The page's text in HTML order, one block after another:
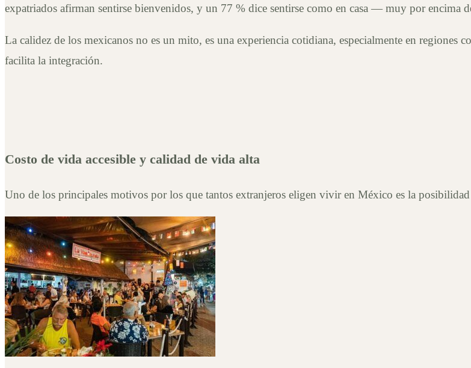
expatriados afirman sentirse bienvenidos, y un 77 % dice sentirse como en casa — muy por encima
La calidez de los mexicanos no es un mito, es una experiencia cotidiana, especialmente en
facilita la integración.
Costo de vida accesible y calidad de vida alta
Uno de los principales motivos por los que tantos extranjeros eligen vivir en México es la